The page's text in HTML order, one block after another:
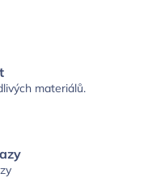
materiálů.